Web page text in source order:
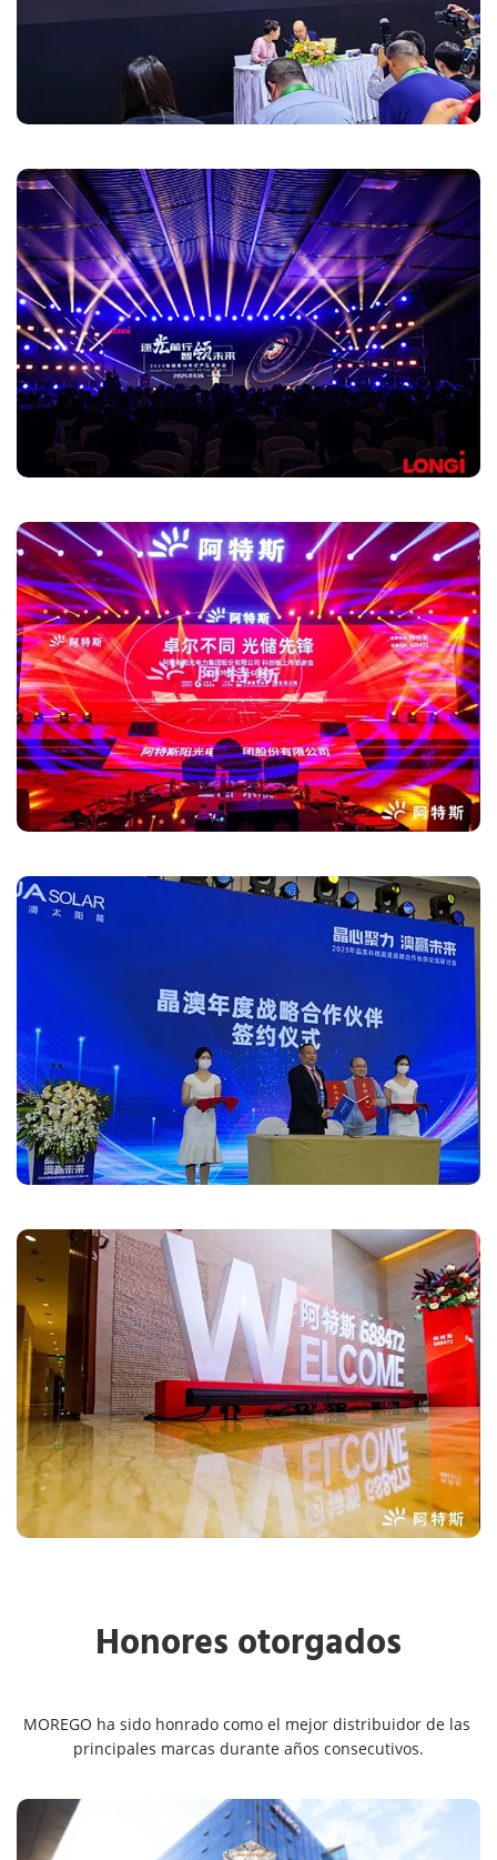
Honores otorgados
MOREGO ha sido honrado como el mejor distribuidor de las
principales marcas durante años consecutivos.